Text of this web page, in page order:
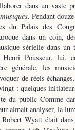
dans un vaste
. Pendant
du Palais des
dans un coin,
sérielle dans
Pousseur, lui,
générale, les
de réels
: quelques
du public Comme
aimait analyser, la
Robert Wyatt était